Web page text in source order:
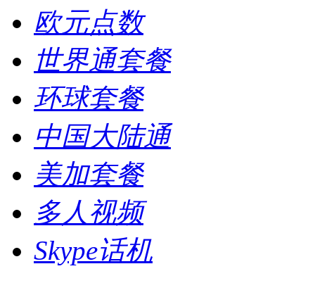
欧元点数
世界通套餐
环球套餐
中国大陆通
美加套餐
多人视频
Skype话机